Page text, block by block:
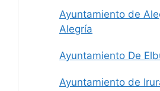
Ayuntamiento de
Alegría
Ayuntamiento De
Ayuntamiento de